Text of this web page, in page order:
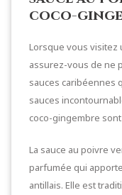
coco-
Lorsque vous visitez
assurez-vous de ne
sauces caribéennes
sauces
coco-gingembre
La sauce au poivre
parfumée qui
antillais. Elle est